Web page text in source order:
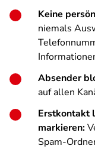
Keine
niemals
Absender
auf allen
Erstkontakt
markieren:
Spam-